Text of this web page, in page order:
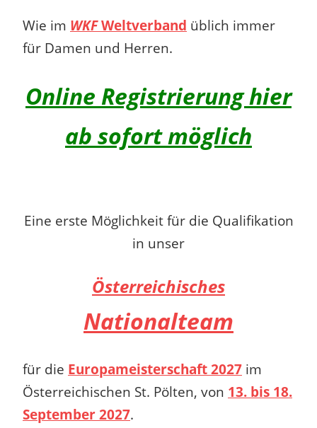
Wie im WKFWeltverband üblich immer
für Damen und Herren.
Online Registrierung hier
ab sofort möglich
Eine erste Möglichkeit für die Qualifikation
in unser
Österreichisches
Nationalteam
für die Europameisterschaft 2027 im
Österreichischen St. Pölten, von 13. bis 18.
September 2027.